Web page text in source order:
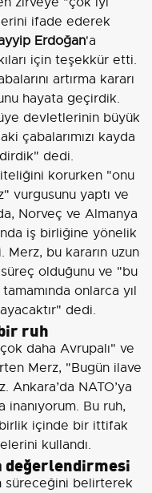
ifade ederek
Erdoğan'a
için teşekkür etti.
artırma kararı
hayata geçirdik.
devletlerinin büyük
çabalarımızı kayda
dedi.
korurken "onu
vurgusunu yaptı ve
Norveç ve Almanya
iş birliğine yönelik
Merz, bu kararın uzun
süreç olduğunu ve "bu
onlarca yıl
dedi.
ruh
daha Avrupalı" ve
Merz, "Bugün ilave
Ankara’da NATO’ya
inanıyorum. Bu ruh,
birlik içinde bir ittifak
kullandı.
değerlendirmesi
süreceğini belirterek